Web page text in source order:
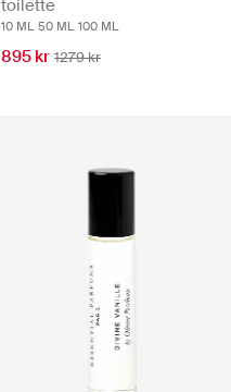
toilette
10 ML 50 ML 100 ML
895 kr 1279 kr